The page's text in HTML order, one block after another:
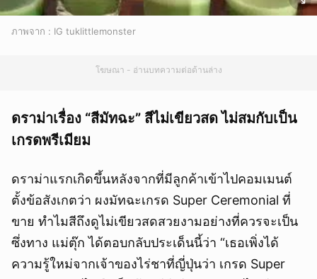
ภาพจาก : IG tuklittlemonster
โฆษณา - อ่านบทความต่อด้านล่าง
ดราม่าเรื่อง “สีมัทฉะ” สีไม่เขียวสด ไม่สมกับเป็น
เกรดพรีเมียม
ดราม่าแรกเกิดขึ้นหลังจากที่มีลูกค้าเข้าไปคอมเมนต์
ตั้งข้อสังเกตว่า ผงมัทฉะเกรด Super Ceremonial ที่
ขาย ทำไมสีถึงดูไม่เขียวสดสวยงามอย่างที่ควรจะเป็น
ซึ่งทาง แม่ตุ๊ก ได้ตอบกลับประเด็นนี้ว่า “เธอเพิ่งได้
ความรู้ใหม่จากเจ้าของไร่ชาที่ญี่ปุ่นว่า เกรด Super